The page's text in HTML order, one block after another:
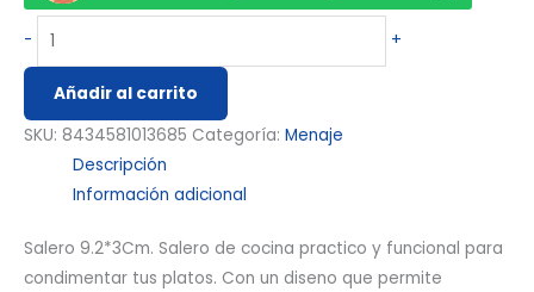
- +
Añadir al carrito
SKU: 8434581013685 Categoría: Menaje
Descripción
Información adicional
Salero 9.2*3Cm. Salero de cocina practico y funcional para
condimentar tus platos. Con un diseno que permite